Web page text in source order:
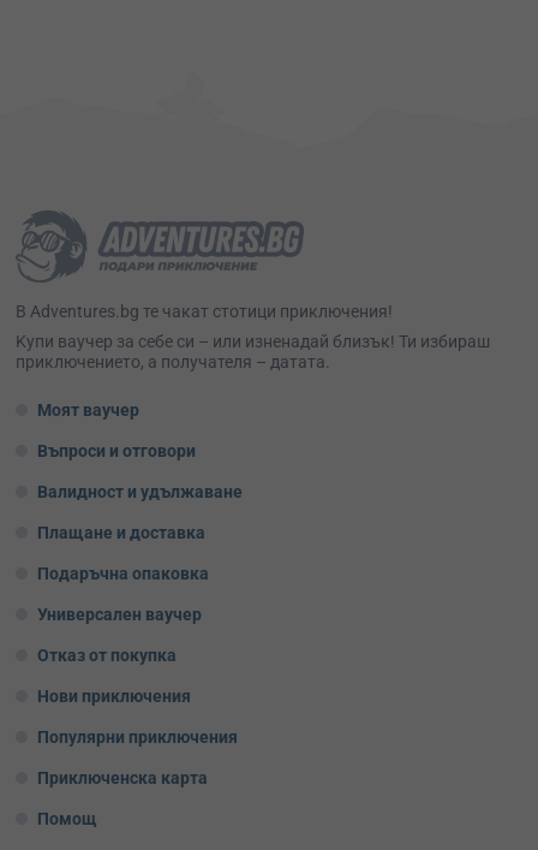
В Adventures.bg те чакат стотици приключения!
Kупи ваучер за себе си – или изненадай близък! Ти избираш
приключението, а получателя – датата.
Моят ваучер
Въпроси и отговори
Валидност и удължаване
Плащане и доставка
Подаръчна опаковка
Универсален ваучер
Отказ от покупка
Нови приключения
Популярни приключения
Приключенска карта
Помощ